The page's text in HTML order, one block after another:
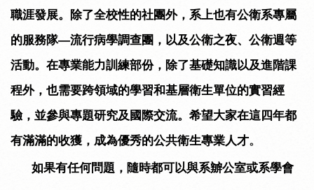
職涯發展。除了全校性的社團外，系上也有公衛系專屬
的服務隊—流行病學調查團，以及公衛之夜、公衛週等
活動。在專業能力訓練部份，除了基礎知識以及進階課
程外，也需要跨領域的學習和基層衛生單位的實習經
驗，並參與專題研究及國際交流。希望大家在這四年都
有滿滿的收獲，成為優秀的公共衛生專業人才。
如果有任何問題，隨時都可以與系辧公室或系學會